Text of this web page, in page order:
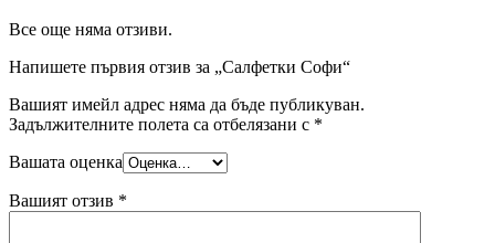
Все още няма отзиви.
Напишете първия отзив за „Салфетки Софи“
Вашият имейл адрес няма да бъде публикуван.
Задължителните полета са отбелязани с *
Вашата оценка
Вашият отзив *